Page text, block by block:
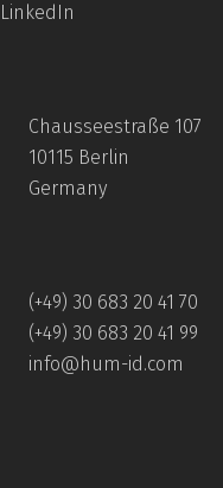
LinkedIn
Chausseestraße 107
10115 Berlin
Germany
(+49) 30 683 20 41 70
(+49) 30 683 20 41 99
info@hum-id.com